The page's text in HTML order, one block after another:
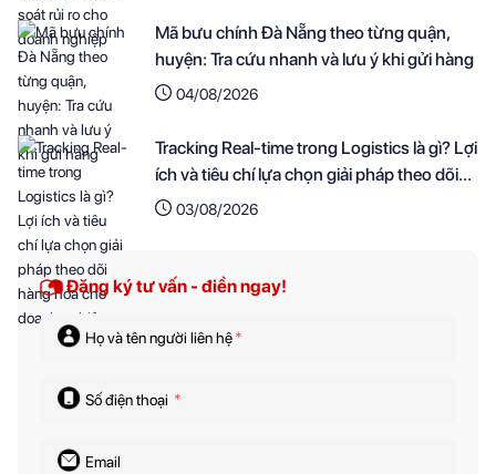
Mã bưu chính Đà Nẵng theo từng quận,
huyện: Tra cứu nhanh và lưu ý khi gửi hàng
04/08/2026
Tracking Real-time trong Logistics là gì? Lợi
ích và tiêu chí lựa chọn giải pháp theo dõi
hàng hóa cho doanh nghiệp
03/08/2026
Đăng ký tư vấn - điền ngay!
Họ và tên người liên hệ*
Số điện thoại *
Email